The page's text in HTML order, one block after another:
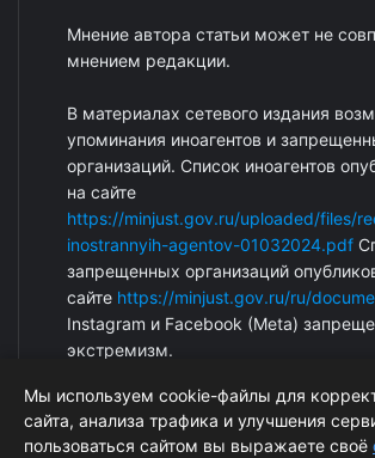
Мнение автора статьи может не
мнением редакции.
В материалах сетевого издания
упоминания иноагентов и
организаций. Список иноагентов
на сайте
https://minjust.gov.ru/uploaded/files/
inostrannyih-agentov-01032024.pdf
запрещенных организаций
сайте https://minjust.gov.ru/ru/
Instagram и Facebook (Metа)
экстремизм.
Мы используем cookie-файлы для
сайта, анализа трафика и улучшения
пользоваться сайтом вы выражаете своё